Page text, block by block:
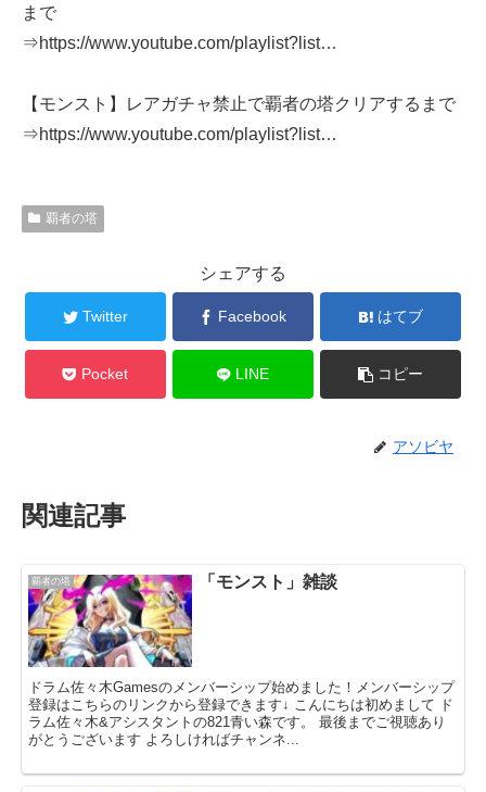
まで
⇒https://www.youtube.com/playlist?list…
【モンスト】レアガチャ禁止で覇者の塔クリアするまで
⇒https://www.youtube.com/playlist?list…
覇者の塔
シェアする
Twitter Facebook はてブ
Pocket LINE コピー
アソビヤ
関連記事
覇者の塔 「モンスト」雑談
ドラム佐々木Gamesのメンバーシップ始めました！メンバーシップ
登録はこちらのリンクから登録できます↓ こんにちは初めまして ド
ラム佐々木&アシスタントの821青い森です。 最後までご視聴あり
がとうございます よろしければチャンネ...